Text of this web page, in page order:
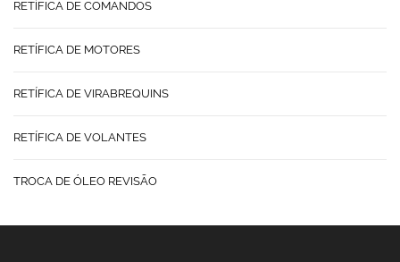
RETÍFICA DE COMANDOS
RETÍFICA DE MOTORES
RETÍFICA DE VIRABREQUINS
RETÍFICA DE VOLANTES
TROCA DE ÓLEO REVISÃO